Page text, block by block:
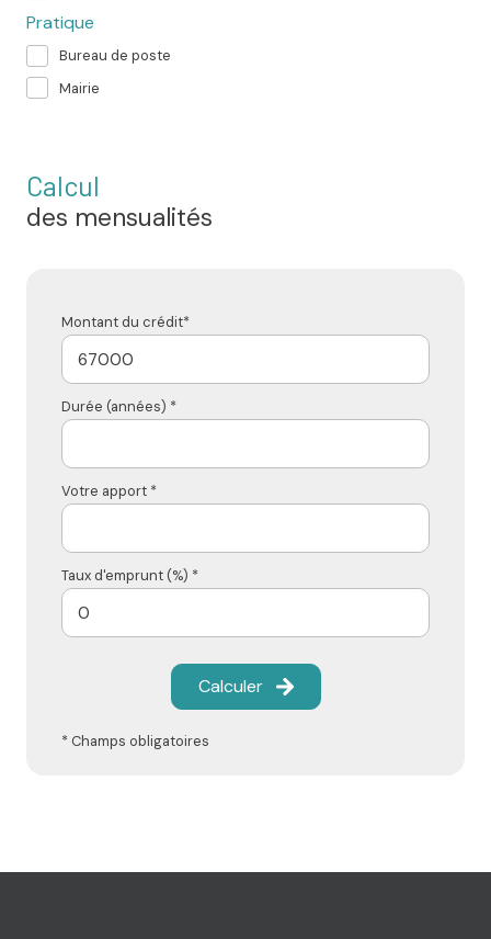
Pratique
Bureau de poste
Mairie
Calcul
des mensualités
Montant du crédit*
Durée (années) *
Votre apport *
Taux d'emprunt (%) *
Calculer
* Champs obligatoires